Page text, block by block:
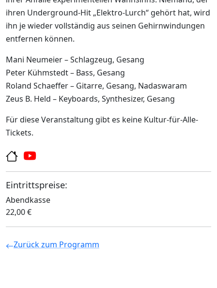
ihren Underground-Hit „Elektro-Lurch“ gehört hat, wird
ihn je wieder vollständig aus seinen Gehirnwindungen
entfernen können.
Mani Neumeier – Schlagzeug, Gesang
Peter Kühmstedt – Bass, Gesang
Roland Schaeffer – Gitarre, Gesang, Nadaswaram
Zeus B. Held – Keyboards, Synthesizer, Gesang
Für diese Veranstaltung gibt es keine Kultur-für-Alle-
Tickets.
Eintrittspreise:
Abendkasse
22,00 €
Zurück zum Programm